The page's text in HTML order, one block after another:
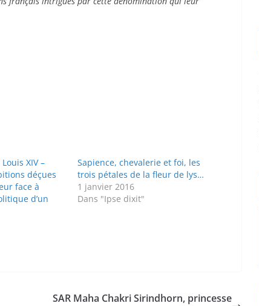
XIV –
déçues
face à
d’un
Sapience, chevalerie et foi, les
trois pétales de la fleur de lys…
1 janvier 2016
Dans "Ipse dixit"
SAR Maha Chakri Sirindhorn, princesse